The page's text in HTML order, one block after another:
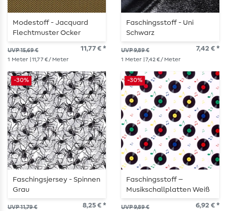
Modestoff - Jacquard
Flechtmuster Ocker
UVP 15,69 € 11,77 € *
1 Meter | 11,77 € / Meter
Faschingsstoff - Uni
Schwarz
UVP 9,89 € 7,42 € *
1 Meter | 7,42 € / Meter
-30%
Faschingsjersey - Spinnen
Grau
UVP 11,79 € 8,25 € *
-30%
Faschingsstoff –
Musikschallplatten Weiß
UVP 9,89 € 6,92 € *